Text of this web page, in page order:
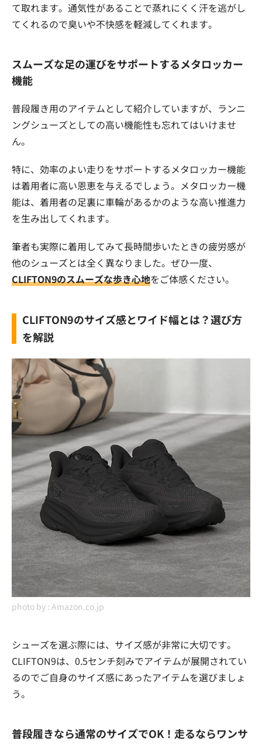
て取れます。通気性があることで蒸れにくく汗を逃がし
てくれるので臭いや不快感を軽減してくれます。
スムーズな足の運びをサポートするメタロッカー
機能
普段履き用のアイテムとして紹介していますが、ランニ
ングシューズとしての高い機能性も忘れてはいけませ
ん。
特に、効率のよい走りをサポートするメタロッカー機能
は着用者に高い恩恵を与えるでしょう。メタロッカー機
能は、着用者の足裏に車輪があるかのような高い推進力
を生み出してくれます。
筆者も実際に着用してみて長時間歩いたときの疲労感が
他のシューズとは全く異なりました。ぜひ一度、
CLIFTON9のスムーズな歩き心地をご体感ください。
CLIFTON9のサイズ感とワイド幅とは？選び方
を解説
photo by : Amazon.co.jp
シューズを選ぶ際には、サイズ感が非常に大切です。
CLIFTON9は、0.5センチ刻みでアイテムが展開されてい
るのでご自身のサイズ感にあったアイテムを選びましょ
う。
普段履きなら通常のサイズでOK！走るならワンサ